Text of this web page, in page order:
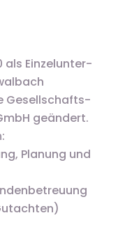
als Einzel­unter­
Gesell­schafts­
geändert.
Planung und